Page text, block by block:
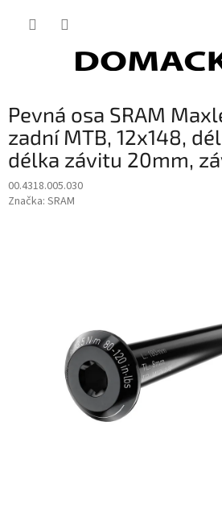
Pevná osa SRAM
zadní MTB, 12x148,
délka závitu 20mm,
00.4318.005.030
Značka: SRAM